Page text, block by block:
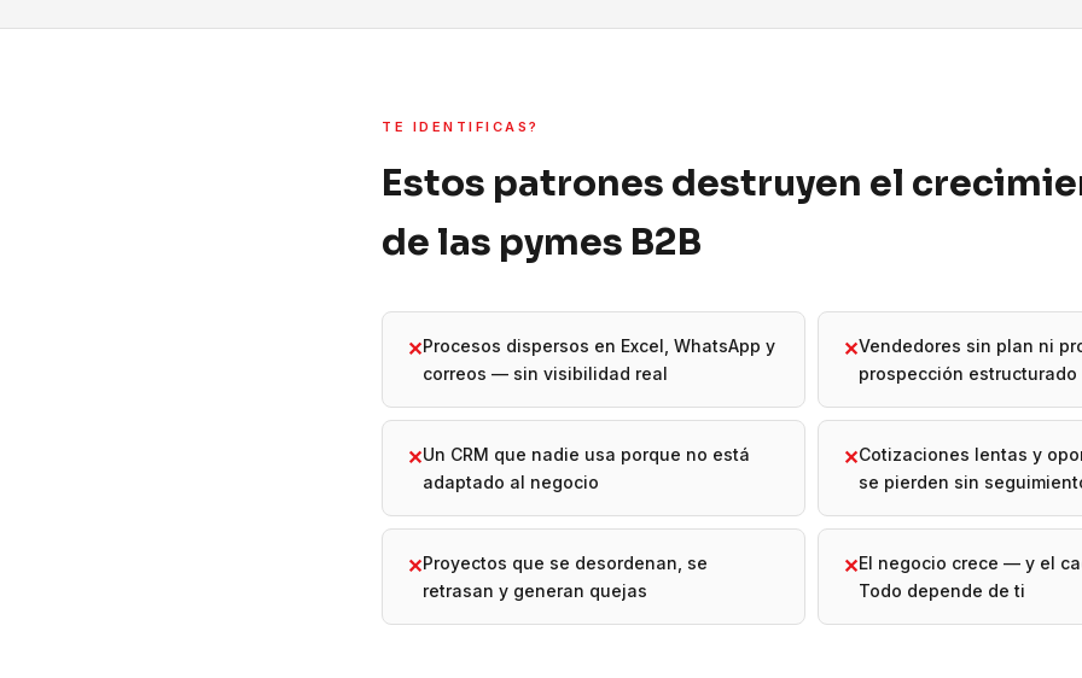
TE IDENTIFICAS?
Estos patrones destruyen el
de las pymes B2B
✕Procesos dispersos en Excel, WhatsApp y
correos — sin visibilidad real
✕Vendedores sin plan ni
prospección estructurado
✕Un CRM que nadie usa porque no está
adaptado al negocio
✕Cotizaciones lentas y
se pierden sin
✕Proyectos que se desordenan, se
retrasan y generan quejas
✕El negocio crece — y el
Todo depende de ti